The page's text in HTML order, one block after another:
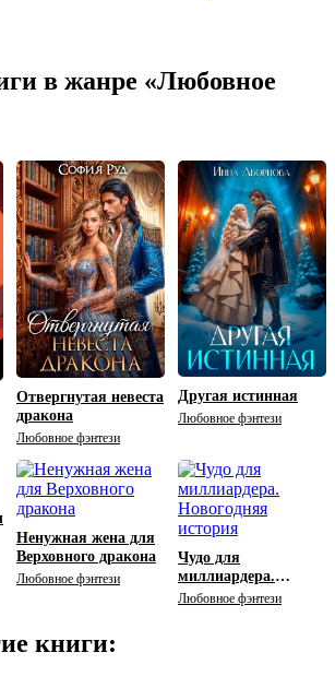
в жанре «Любовное
Отвергнутая невеста
дракона
Любовное фэнтези
Другая истинная
Любовное фэнтези
Ненужная жена для
Верховного дракона
Любовное фэнтези
Чудо для
миллиардера.
Новогодняя история
Любовное фэнтези
книги: